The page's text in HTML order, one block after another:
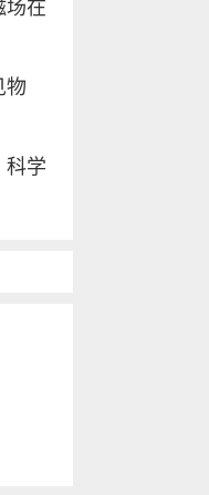
场在
物
科学